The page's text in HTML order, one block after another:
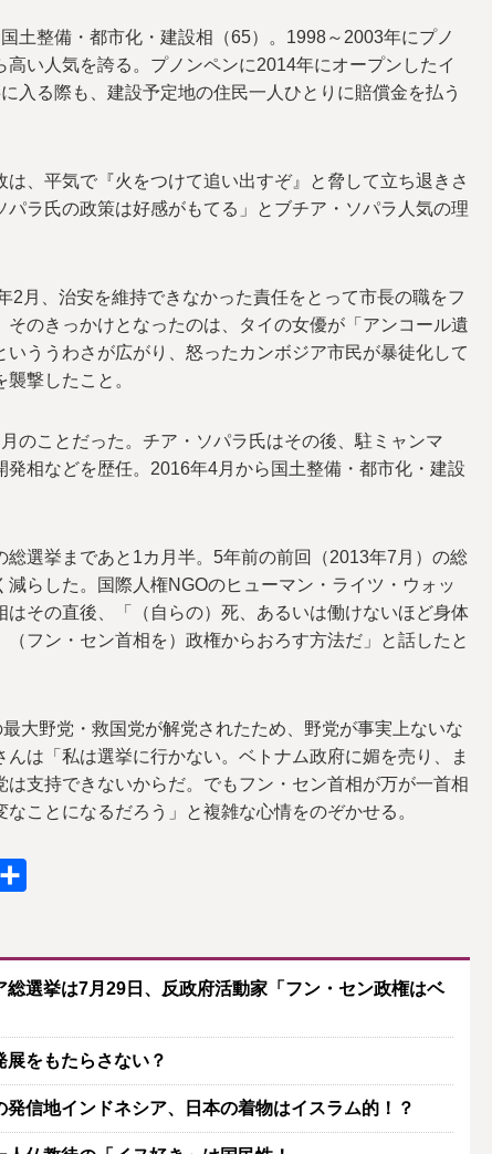
土整備・都市化・建設相（65）。1998～2003年にプノ
高い人気を誇る。プノンペンに2014年にオープンしたイ
入る際も、建設予定地の住民一人ひとりに賠償金を払う
は、平気で『火をつけて追い出すぞ』と脅して立ち退きさ
パラ氏の政策は好感がもてる」とブチア・ソパラ人気の理
2月、治安を維持できなかった責任をとって市長の職をフ
そのきっかけとなったのは、タイの女優が「アンコール遺
いううわさが広がり、怒ったカンボジア市民が暴徒化して
撃したこと。
のことだった。チア・ソパラ氏はその後、駐ミャンマ
発相などを歴任。2016年4月から国土整備・都市化・建設
総選挙まであと1カ月半。5年前の前回（2013年7月）の総
らした。国際人権NGOのヒューマン・ライツ・ウォッ
はその直後、「（自らの）死、あるいは働けないほど身体
（フン・セン首相を）政権からおろす方法だ」と話したと
大野党・救国党が解党されたため、野党が事実上ないな
は「私は選挙に行かない。ベトナム政府に媚を売り、ま
は支持できないからだ。でもフン・セン首相が万が一首相
ことになるだろう」と複雑な心情をのぞかせる。
選挙は7月29日、反政府活動家「フン・セン政権はベ
をもたらさない？
信地インドネシア、日本の着物はイスラム的！？